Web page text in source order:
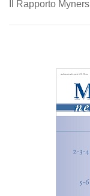
Il Rapporto Myners